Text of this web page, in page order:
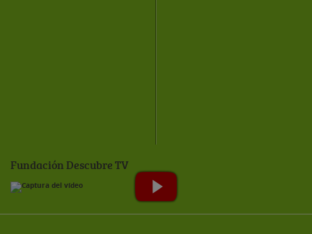
Fundación Descubre TV